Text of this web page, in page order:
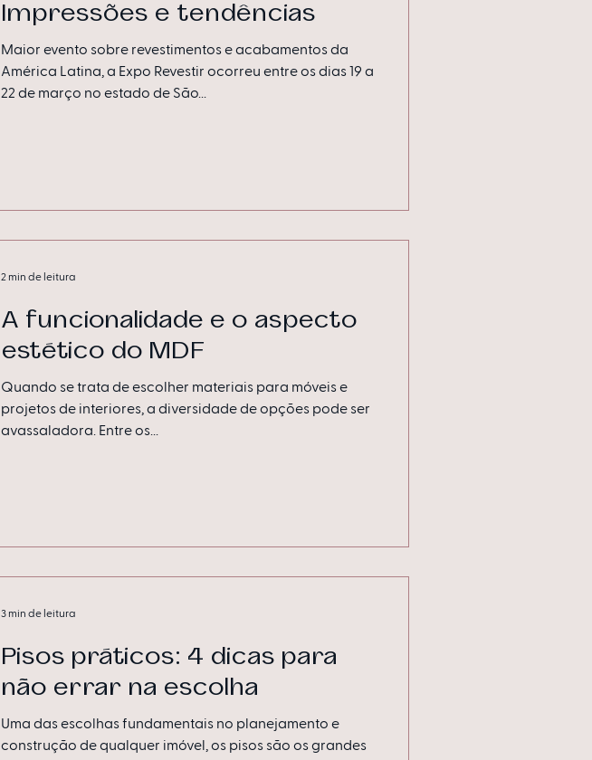
Impressões e tendências
Maior evento sobre revestimentos e acabamentos da
América Latina, a Expo Revestir ocorreu entre os dias 19 a
22 de março no estado de São...
A funcionalidade e o aspecto
estético do MDF
Quando se trata de escolher materiais para móveis e
projetos de interiores, a diversidade de opções pode ser
avassaladora. Entre os...
2 min de leitura
Pisos práticos: 4 dicas para
não errar na escolha
Uma das escolhas fundamentais no planejamento e
construção de qualquer imóvel, os pisos são os grandes
3 min de leitura